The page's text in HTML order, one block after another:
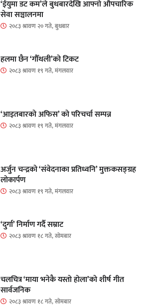
‘ईयुमा डट कम’ले बुधबारदेखि आफ्नो औपचारिक
सेवा सञ्चालनमा
२०८३ श्रावण २० गते, बुधबार
हलमा छैन ‘गौँथली’को टिकट
२०८३ श्रावण १९ गते, मंगलवार
‘आइतबारको अफिस’ को परिचर्चा सम्पन्न
२०८३ श्रावण १९ गते, मंगलवार
अर्जुन चन्द्रको ‘संवेदनाका प्रतिध्वनि’ मुक्तकसङ्ग्रह
लोकार्पण
२०८३ श्रावण १९ गते, मंगलवार
‘दुर्गा’ निर्माण गर्दै सम्राट
२०८३ श्रावण १८ गते, सोमबार
चलचित्र ‘माया भनेकै यस्तो होला’को शीर्ष गीत
सार्वजनिक
२०८३ श्रावण १८ गते, सोमबार